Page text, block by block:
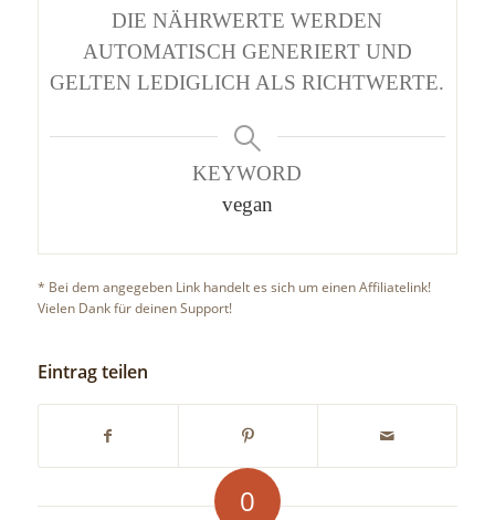
DIE NÄHRWERTE WERDEN
AUTOMATISCH GENERIERT UND
GELTEN LEDIGLICH ALS RICHTWERTE.
KEYWORD
vegan
* Bei dem angegeben Link handelt es sich um einen Affiliatelink!
Vielen Dank für deinen Support!
Eintrag teilen
0